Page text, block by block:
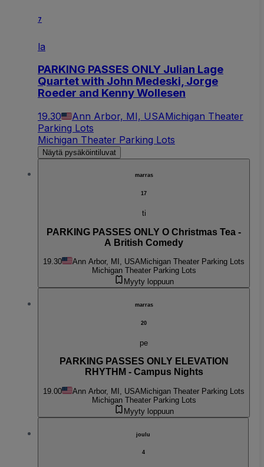
7
la
PARKING PASSES ONLY Julian Lage
Quartet with John Medeski, Jorge
Roeder and Kenny Wollesen
19.30 Ann Arbor, MI, USAMichigan Theater
Parking Lots
Michigan Theater Parking Lots
Näytä pysäköintiluvat
marras
17
ti
PARKING PASSES ONLY O Christmas Tea -
A British Comedy
19.30 Ann Arbor, MI, USAMichigan Theater Parking Lots
Michigan Theater Parking Lots
Myyty loppuun
marras
20
pe
PARKING PASSES ONLY ELEVATION
RHYTHM - Campus Nights
19.00 Ann Arbor, MI, USA Michigan Theater Parking Lots
Michigan Theater Parking Lots
Myyty loppuun
joulu
4